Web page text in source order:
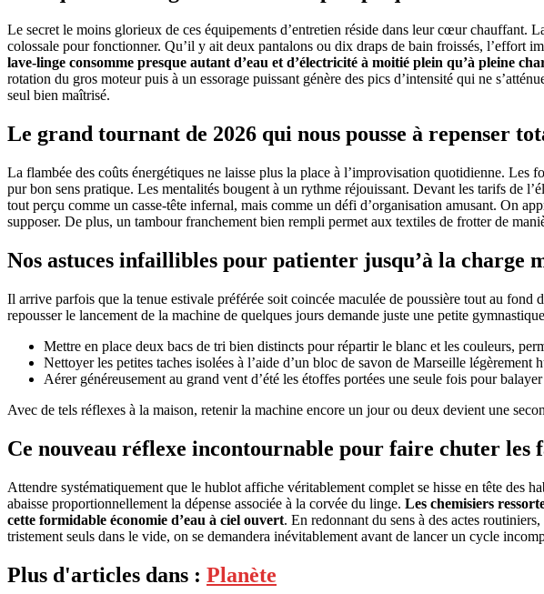
Le secret le moins glorieux de ces équipements d’entretien réside dans leur cœur chauffant.
colossale pour fonctionner. Qu’il y ait deux pantalons ou dix draps de bain froissés, l’effort
lave-linge consomme presque autant d’eau et d’électricité à moitié plein qu’à pleine
rotation du gros moteur puis à un essorage puissant génère des pics d’intensité qui ne
seul bien maîtrisé.
Le grand tournant de 2026 qui nous pousse à repenser
La flambée des coûts énergétiques ne laisse plus la place à l’improvisation quotidienne. Les
pur bon sens pratique. Les mentalités bougent à un rythme réjouissant. Devant les tarifs de
tout perçu comme un casse-tête infernal, mais comme un défi d’organisation amusant. On
supposer. De plus, un tambour franchement bien rempli permet aux textiles de frotter de
Nos astuces infaillibles pour patienter jusqu’à la charge
Il arrive parfois que la tenue estivale préférée soit coincée maculée de poussière tout au
repousser le lancement de la machine de quelques jours demande juste une petite
Mettre en place deux bacs de tri bien distincts pour répartir le blanc et les couleurs,
Nettoyer les petites taches isolées à l’aide d’un bloc de savon de Marseille
Aérer généreusement au grand vent d’été les étoffes portées une seule fois pour
Avec de tels réflexes à la maison, retenir la machine encore un jour ou deux devient une
Ce nouveau réflexe incontournable pour faire chuter
Attendre systématiquement que le hublot affiche véritablement complet se hisse en tête des
abaisse proportionnellement la dépense associée à la corvée du linge. Les chemisiers
cette formidable économie d’eau à ciel ouvert. En redonnant du sens à des actes
tristement seuls dans le vide, on se demandera inévitablement avant de lancer un cycle
Plus d'articles dans : Planète